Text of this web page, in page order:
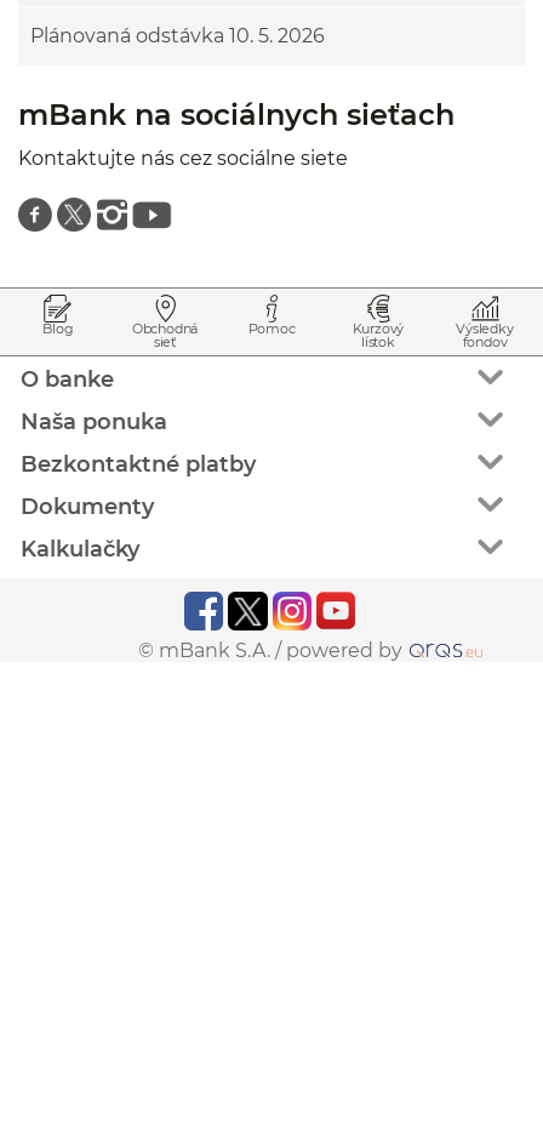
Plánovaná odstávka 10. 5. 2026
mBank na sociálnych sieťach
Kontaktujte nás cez sociálne siete
Znajdź nas na facebooku
Znajdź nas na twitterze
Znajdź nas na instagramie
Znajdź nas na youtube
Blog Obchodná
sieť
Pomoc Kurzový
lístok
Výsledky
fondov
O banke
Naša ponuka
Bezkontaktné platby
Dokumenty
Kalkulačky
© mBank S.A. / powered by